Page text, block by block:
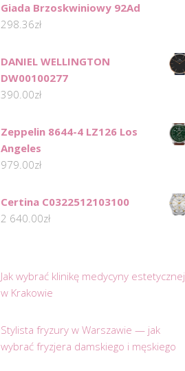
Giada Brzoskwiniowy 92Ad
298.36zł
DANIEL WELLINGTON
DW00100277
390.00zł
Zeppelin 8644-4 LZ126 Los
Angeles
979.00zł
Certina C0322512103100
2 640.00zł
Jak wybrać klinikę medycyny estetycznej
w Krakowie
Stylista fryzury w Warszawie — jak
wybrać fryzjera damskiego i męskiego